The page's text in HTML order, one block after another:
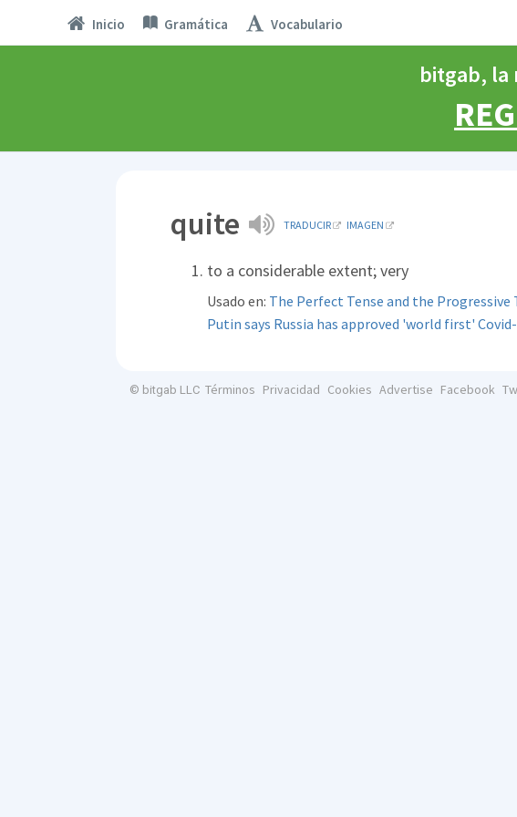
Inicio Gramática Vocabulario
bitgab, la
quite TRADUCIR IMAGEN
to a considerable extent; very
Usado en: The Perfect Tense and the Progressive
Putin says Russia has approved 'world first'
© bitgab LLC Términos Privacidad Cookies Advertise Facebook